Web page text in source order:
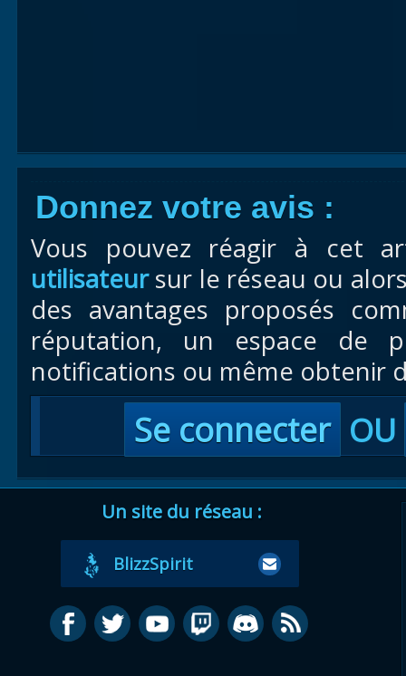
Donnez votre avis :
Vous pouvez réagir à cet
utilisateursur le réseau ou
des avantages proposés
réputation, un espace de
notifications ou même obtenir
Se connecter OU
Un site du réseau :
BlizzSpirit